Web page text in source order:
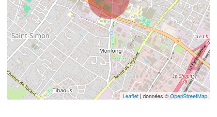
Leaflet | données ©OpenStreetMap